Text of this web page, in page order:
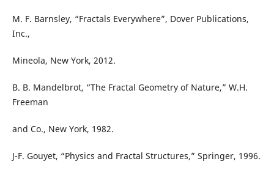
M. F. Barnsley, “Fractals Everywhere”, Dover Publications,
Inc.,
Mineola, New York, 2012.
B. B. Mandelbrot, “The Fractal Geometry of Nature,” W.H.
Freeman
and Co., New York, 1982.
J-F. Gouyet, “Physics and Fractal Structures,” Springer, 1996.